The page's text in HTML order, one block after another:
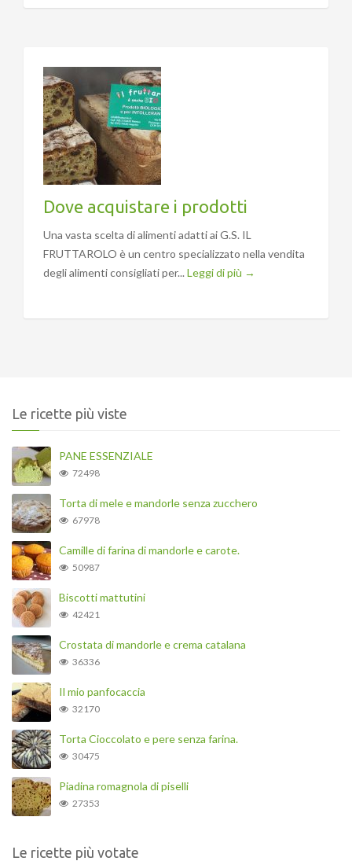
Dove acquistare i prodotti
Una vasta scelta di alimenti adatti ai G.S. IL
FRUTTAROLO è un centro specializzato nella vendita
degli alimenti consigliati per... Leggi di più →
Le ricette più viste
PANE ESSENZIALE
72498
Torta di mele e mandorle senza zucchero
67978
Camille di farina di mandorle e carote.
50987
Biscotti mattutini
42421
Crostata di mandorle e crema catalana
36336
Il mio panfocaccia
32170
Torta Cioccolato e pere senza farina.
30475
Piadina romagnola di piselli
27353
Le ricette più votate